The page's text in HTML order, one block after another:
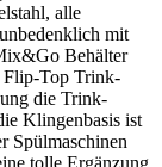
alle
mit
Behälter
Flip-Top Trink-
die Trink-
Klingenbasis ist
Spülmaschinen
tolle Ergänzung